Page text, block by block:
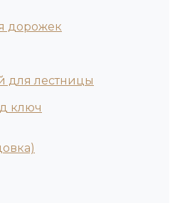
дорожек
для лестницы
ключ